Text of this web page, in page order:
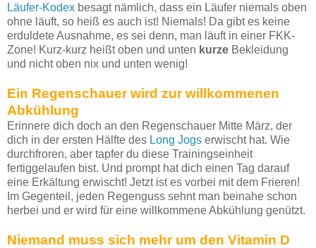
Läufer-Kodex besagt nämlich, dass ein Läufer niemals oben
ohne läuft, so heiß es auch ist! Niemals! Da gibt es keine
erduldete Ausnahme, es sei denn, man läuft in einer FKK-
Zone! Kurz-kurz heißt oben und unten kurze Bekleidung
und nicht oben nix und unten wenig!
Ein Regenschauer wird zur willkommenen
Abkühlung
Erinnere dich doch an den Regenschauer Mitte März, der
dich in der ersten Hälfte des Long Jogs erwischt hat. Wie
durchfroren, aber tapfer du diese Trainingseinheit
fertiggelaufen bist. Und prompt hat dich einen Tag darauf
eine Erkältung erwischt! Jetzt ist es vorbei mit dem Frieren!
Im Gegenteil, jeden Regenguss sehnt man beinahe schon
herbei und er wird für eine willkommene Abkühlung genützt.
Niemand muss sich mehr um den Vitamin D